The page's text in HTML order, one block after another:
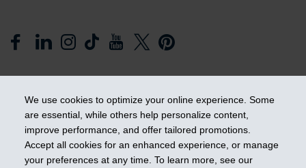
We use cookies to optimize your online experience. Some
are essential, while others help personalize content,
improve performance, and offer tailored promotions.
Accept all cookies for an enhanced experience, or manage
your preferences at any time. To learn more, see our
Prendre les devants